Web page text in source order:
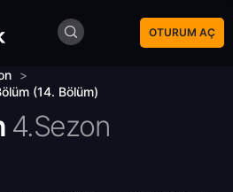
OTURUM AÇ
>
(14. Bölüm)
4.Sezon